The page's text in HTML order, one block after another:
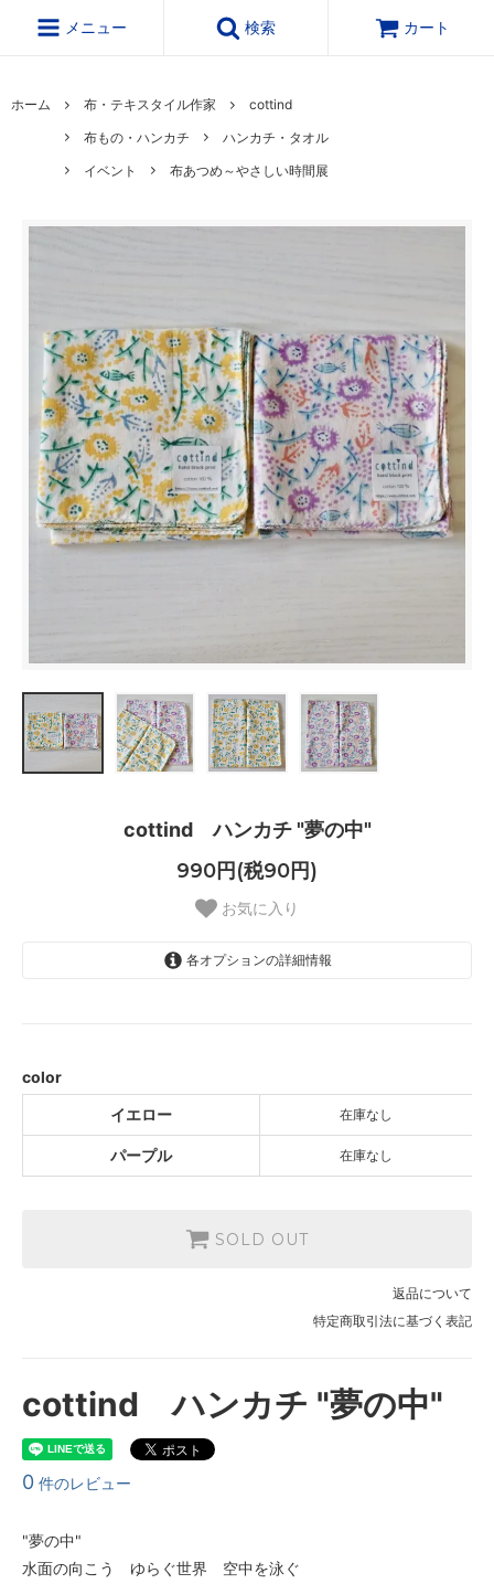
メニュー 検索 カート
ホーム 布・テキスタイル作家
cottind
布もの・ハンカチ
ハンカチ・タオル
イベント
布あつめ～やさしい時間展
cottind ハンカチ "夢の中"
990円(税90円)
お気に入り
各オプションの詳細情報
color
イエロー
在庫なし
パープル 在庫なし
SOLD OUT
返品について
特定商取引法に基づく表記
cottind ハンカチ "夢の中"
0 件のレビュー
"夢の中"
水面の向こう ゆらぐ世界 空中を泳ぐ